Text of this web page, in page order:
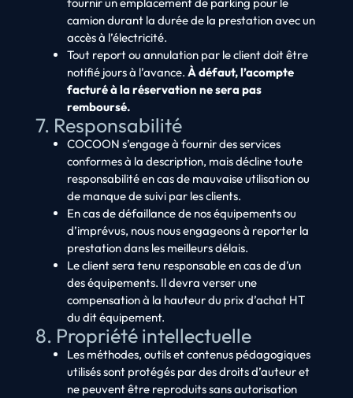
camion durant la durée de la prestation avec un
accès à l’électricité.
Tout report ou annulation par le client doit être
notifié jours à l’avance. À défaut, l’acompte
facturé à la réservation ne sera pas
remboursé.
7. Responsabilité
COCOON s’engage à fournir des services
conformes à la description, mais décline toute
responsabilité en cas de mauvaise utilisation ou
de manque de suivi par les clients.
En cas de défaillance de nos équipements ou
d’imprévus, nous nous engageons à reporter la
prestation dans les meilleurs délais.
Le client sera tenu responsable en cas de d’un
des équipements. Il devra verser une
compensation à la hauteur du prix d’achat HT
du dit équipement.
8. Propriété intellectuelle
Les méthodes, outils et contenus pédagogiques
utilisés sont protégés par des droits d’auteur et
ne peuvent être reproduits sans autorisation